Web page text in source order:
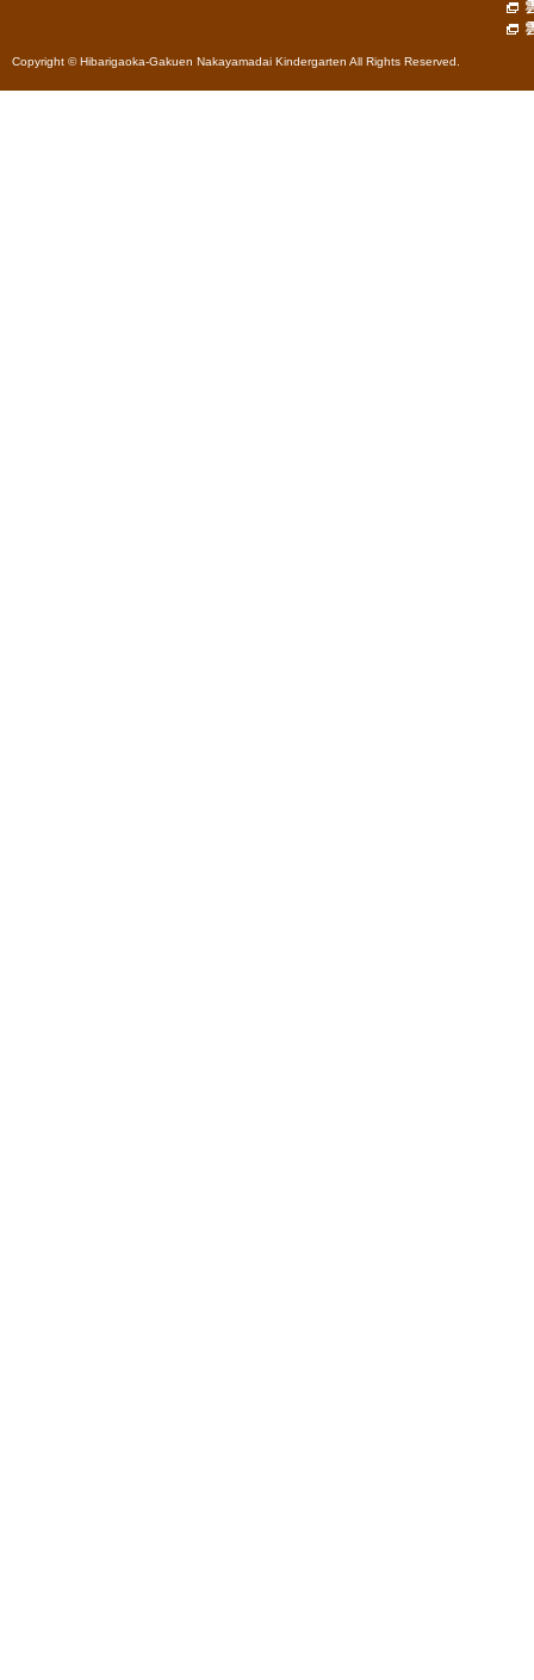
Copyright © Hibarigaoka-Gakuen Nakayamadai Kindergarten All Rights Reserved.